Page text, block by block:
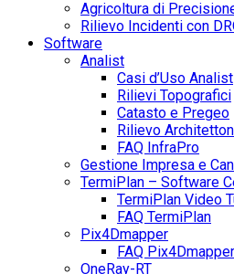
Agricoltura di
Rilievo Incidenti con
Software
Analist
Casi d’Uso Analist
Rilievi Topografici
Catasto e Pregeo
Rilievo
FAQ InfraPro
Gestione Impresa e
TermiPlan – Software
TermiPlan Video
FAQ TermiPlan
Pix4Dmapper
FAQ Pix4Dmapper
OneRay-RT